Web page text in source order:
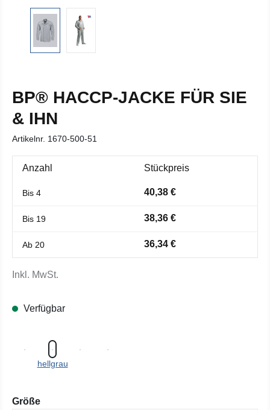
BP® HACCP-JACKE FÜR SIE
& IHN
Artikelnr. 1670-500-51
Anzahl Stückpreis
Bis 4 40,38 €
Bis 19 38,36 €
Ab 20 36,34 €
Inkl. MwSt.
Verfügbar
hellgrau
Größeauswählen